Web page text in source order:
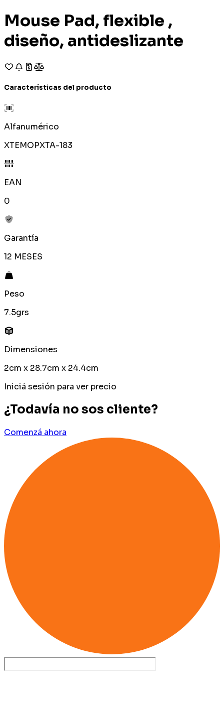
Mouse Pad, flexible ,
diseño, antideslizante
Características del producto
Alfanumérico
XTEMOPXTA-183
EAN
0
Garantía
12 MESES
Peso
7.5grs
Dimensiones
2cm x 28.7cm x 24.4cm
Iniciá sesión para ver precio
¿Todavía no sos cliente?
Comenzá ahora